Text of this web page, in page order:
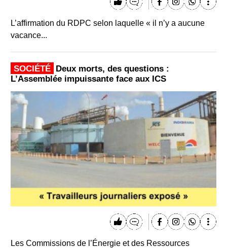
L’affirmation du RDPC selon laquelle « il n’y a aucune
vacance...
SOCIÉTÉ Deux morts, des questions :
L’Assemblée impuissante face aux ICS
Les Commissions de l’Énergie et des Ressources